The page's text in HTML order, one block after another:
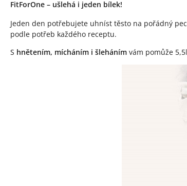
FitForOne – ušlehá i jeden bílek!
Jeden den potřebujete uhníst těsto na pořádný
podle potřeb každého receptu.
S hnětením, mícháním i šleháním vám pomůže